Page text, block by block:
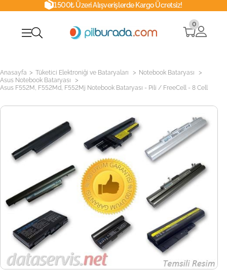
1500₺ Üzeri Alışverişlerde Kargo Ücretsiz!
0
Anasayfa > Tüketici Elektroniği ve Bataryaları > Notebook Bataryası >
Asus Notebook Bataryası >
Asus F552M, F552Md, F552Mj Notebook Bataryası - Pili / FreeCell - 8 Cell